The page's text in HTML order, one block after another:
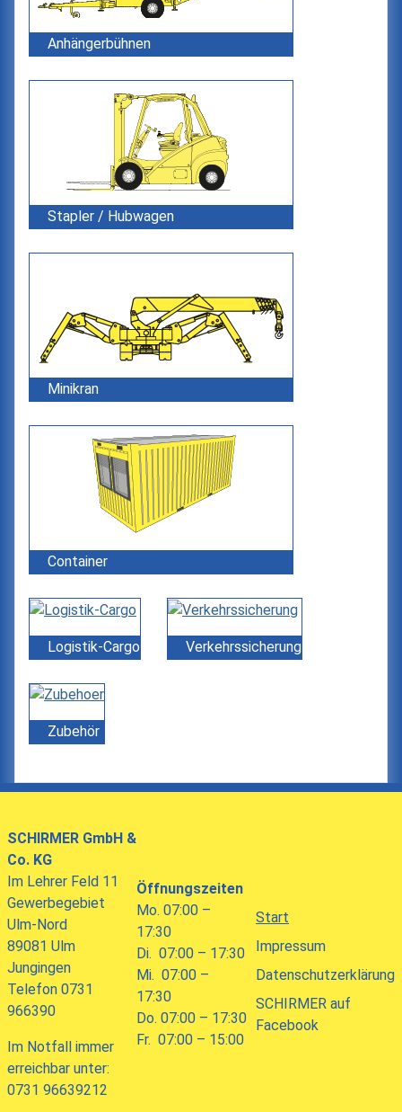
Anhängerbühnen
Stapler / Hubwagen
Minikran
Container
Logistik-Cargo Verkehrssicherung
Zubehör
SCHIRMER GmbH &
Co. KG
Im Lehrer Feld 11
Gewerbegebiet
Ulm-Nord
89081 Ulm
Jungingen
Telefon 0731
966390
Im Notfall immer
erreichbar unter:
0731 96639212
Öffnungszeiten
Mo. 07:00 –
17:30
Di. 07:00 – 17:30
Mi. 07:00 –
17:30
Do. 07:00 – 17:30
Fr. 07:00 – 15:00
Start
Impressum
Datenschutzerklärung
SCHIRMER auf
Facebook